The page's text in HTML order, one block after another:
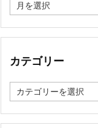
ー
イ
カテゴリー
テ
リ